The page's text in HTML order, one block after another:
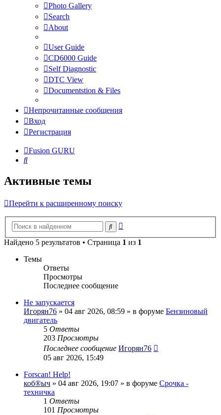
Photo Gallery
Search
About
User Guide
CD6000 Guide
Self Diagnostic
DTC View
Documentstion & Files
Непрочитанные сообщения
Вход
Регистрация
Fusion GURU
Поиск
Активные темы
Перейти к расширенному поиску
Поиск
Найдено 5 результатов • Страница 1 из 1
Темы
Ответы
Просмотры
Последнее сообщение
Не запускается
Игорян76 » 04 авг 2026, 08:59 » в форуме Бензиновый
двигатель
5 Ответы
203 Просмотры
Последнее сообщение Игорян76
05 авг 2026, 15:49
Forscan! Help!
коб®ыч » 04 авг 2026, 19:07 » в форуме Срочка -
техничка
1 Ответы
101 Просмотры